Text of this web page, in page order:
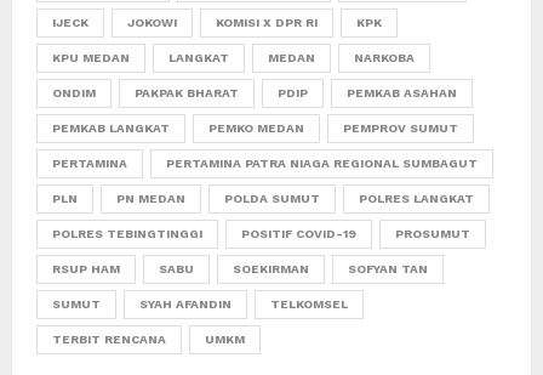
IJECK JOKOWI KOMISI X DPR RI KPK
KPU MEDAN LANGKAT MEDAN NARKOBA
ONDIM PAKPAK BHARAT PDIP PEMKAB ASAHAN
PEMKAB LANGKAT PEMKO MEDAN PEMPROV SUMUT
PERTAMINA PERTAMINA PATRA NIAGA REGIONAL SUMBAGUT
PLN PN MEDAN POLDA SUMUT POLRES LANGKAT
POLRES TEBINGTINGGI POSITIF COVID-19 PROSUMUT
RSUP HAM SABU SOEKIRMAN SOFYAN TAN
SUMUT SYAH AFANDIN TELKOMSEL
TERBIT RENCANA UMKM